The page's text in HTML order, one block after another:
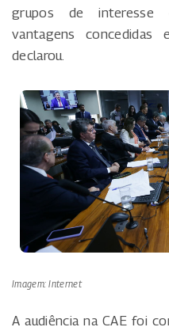
grupos de interesse
vantagens concedidas
declarou.
Imagem: Internet
A audiência na CAE foi